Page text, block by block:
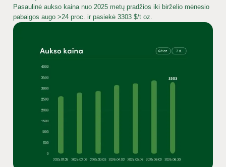
Pasaulinė aukso kaina nuo 2025 metų pradžios iki birželio mėnesio
pabaigos augo >24 proc. ir pasiekė 3303 $/t oz.